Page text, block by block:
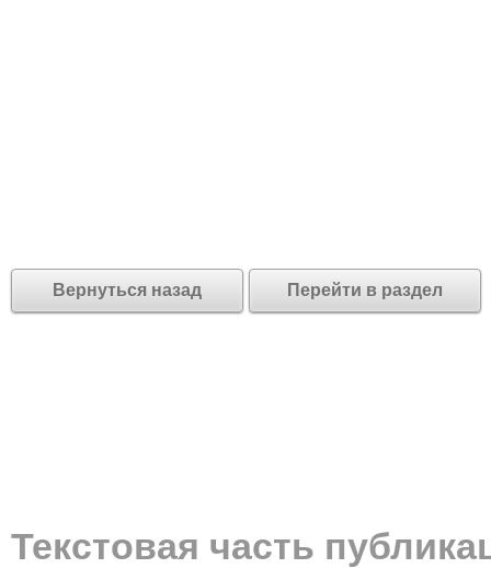
Вернуться назад Перейти в раздел
Текстовая часть